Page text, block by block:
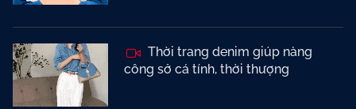
Thời trang denim giúp nàng
công sở cá tính, thời thượng